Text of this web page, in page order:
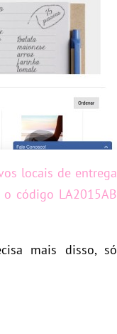
locais de entrega
código LA2015AB
mais disso, só